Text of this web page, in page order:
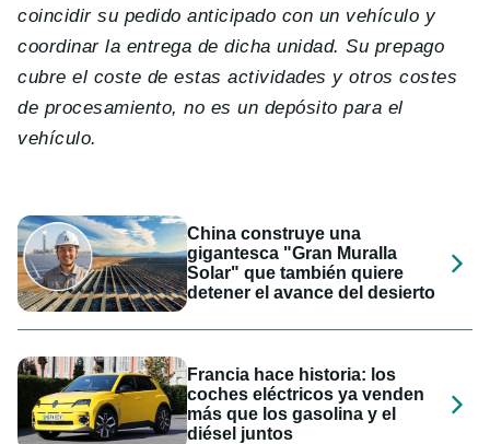
coincidir su pedido anticipado con un vehículo y
coordinar la entrega de dicha unidad.Su prepago
cubre el coste de estas actividades y otros costes
de procesamiento, no es un depósito para el
vehículo.
China construye una
gigantesca "Gran Muralla
Solar" que también quiere
detener el avance del desierto
Francia hace historia: los
coches eléctricos ya venden
más que los gasolina y el
diésel juntos